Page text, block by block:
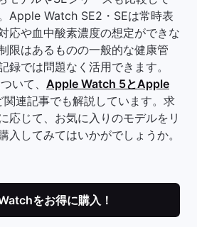
Apple Watch SE2・SEは常時表
応や血中酸素濃度の想定ができな
限はあるものの一般的な健康管
録では問題なく活用できます。
いて、 Apple Watch 5とApple
関連記事でも解説しています。求
応じて、お気に入りのモデルをリ
入してみてはいかがでしょうか。
をお得に購入！